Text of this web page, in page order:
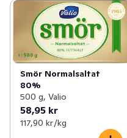
Smör Normalsaltat
80%
500 g, Valio
58,95 kr
117,90 kr /kg